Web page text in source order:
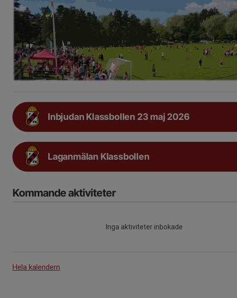
Inbjudan Klassbollen 23 maj 2026
Laganmälan Klassbollen
Kommande aktiviteter
Inga aktiviteter inbokade
Hela kalendern